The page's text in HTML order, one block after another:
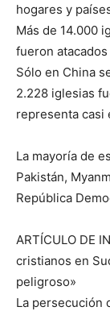
hogares y
Más de 14.000
fueron
Sólo en China
2.228 iglesias
representa casi
La mayoría de
Pakistán,
República
ARTÍCULO DE
cristianos en
peligroso»
La persecución